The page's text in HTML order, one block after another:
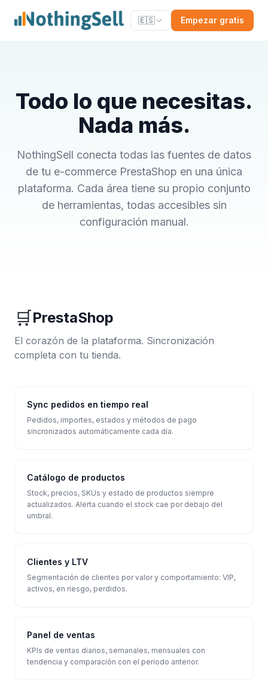
🇪🇸 Empezar gratis
Todo lo que necesitas.
Nada más.
NothingSell conecta todas las fuentes de datos
de tu e-commerce PrestaShop en una única
plataforma. Cada área tiene su propio conjunto
de herramientas, todas accesibles sin
configuración manual.
🛒PrestaShop
El corazón de la plataforma. Sincronización
completa con tu tienda.
Sync pedidos en tiempo real
Pedidos, importes, estados y métodos de pago
sincronizados automáticamente cada día.
Catálogo de productos
Stock, precios, SKUs y estado de productos siempre
actualizados. Alerta cuando el stock cae por debajo del
umbral.
Clientes y LTV
Segmentación de clientes por valor y comportamiento: VIP,
activos, en riesgo, perdidos.
Panel de ventas
KPIs de ventas diarios, semanales, mensuales con
tendencia y comparación con el período anterior.